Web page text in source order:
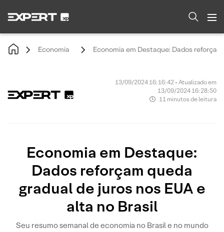
Economia Economia em Destaque: Dados
13/09/2024 16:16:42 • Atualizado em
13/09/2024 16:28:50
11 minutos de leitura
Economia em Destaque:
Dados reforçam queda
gradual de juros nos EUA e
alta no Brasil
Seu resumo semanal de economia no Brasil e no mundo